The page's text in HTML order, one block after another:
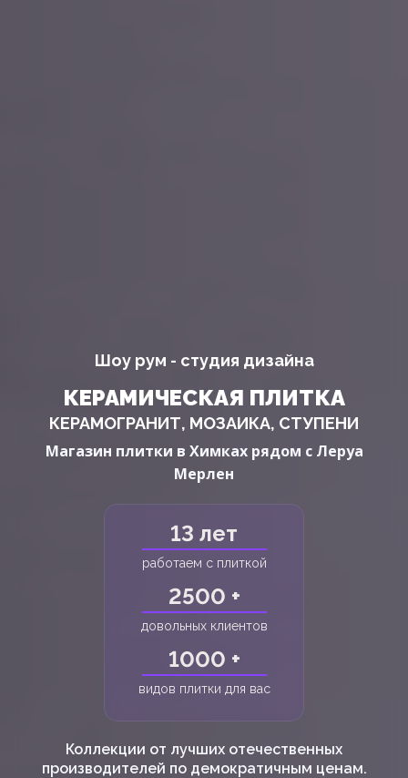
Шоу рум - студия дизайна
КЕРАМИЧЕСКАЯ ПЛИТКА
КЕРАМОГРАНИТ, МОЗАИКА, СТУПЕНИ
Магазин плитки в Химках рядом с Леруа
Мерлен
13 лет
работаем с плиткой
2500 +
довольных клиентов
1000 +
видов плитки для вас
Коллекции от лучших отечественных
производителей по демократичным ценам.